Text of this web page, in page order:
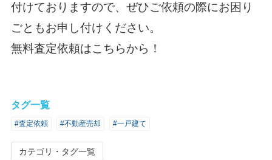
付けておりますので、ぜひご依頼の際にお困り
ごともお申し付けください。
無料査定依頼はこちらから！
タグ一覧
#査定依頼 #不動産売却 #一戸建て
カテゴリ・タグ一覧